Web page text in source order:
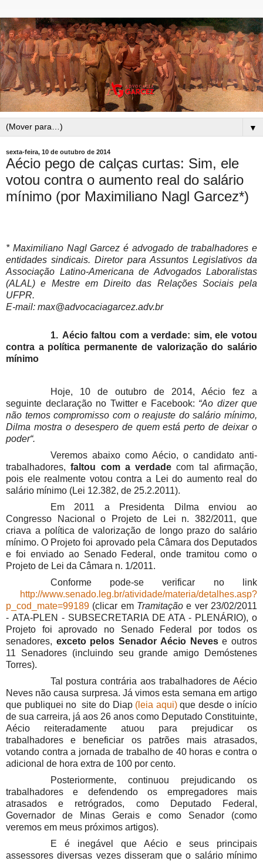
▼
sexta-feira, 10 de outubro de 2014
Aécio pego de calças curtas: Sim, ele
votou contra o aumento real do salário
mínimo (por Maximiliano Nagl Garcez*)
* Maximiliano Nagl Garcez é advogado de trabalhadores e
entidades sindicais. Diretor para Assuntos Legislativos da
Associação Latino-Americana de Advogados Laboralistas
(ALAL) e Mestre em Direito das Relações Sociais pela
UFPR.
E-mail: max@advocaciagarcez.adv.br
1. Aécio faltou com a verdade: sim, ele votou
contra a política permanente de valorização do salário
mínimo
Hoje, 10 de outubro de 2014, Aécio fez a
seguinte declaração no Twitter e Facebook: “Ao dizer que
não temos compromisso com o reajuste do salário mínimo,
Dilma mostra o desespero de quem está perto de deixar o
poder“.
Veremos abaixo como Aécio, o candidato anti-
trabalhadores,faltou com a verdade com tal afirmação,
pois ele realmente votou contra a Lei do aumento real do
salário mínimo (Lei 12.382, de 25.2.2011).
Em 2011 a Presidenta Dilma enviou ao
Congresso Nacional o Projeto de Lei n. 382/2011, que
criava a política de valorização de longo prazo do salário
mínimo. O Projeto foi aprovado pela Câmara dos Deputados
e foi enviado ao Senado Federal, onde tramitou como o
Projeto de Lei da Câmara n. 1/2011.
Conforme pode-se verificar no link
http://www.senado.leg.br/atividade/materia/detalhes.asp?
p_cod_mate=99189 (clicar em Tramitação e ver 23/02/2011
- ATA-PLEN - SUBSECRETARIA DE ATA - PLENÁRIO), o
Projeto foi aprovado no Senado Federal por todos os
senadores, exceto pelos Senador Aécio Nevese outros
11 Senadores (incluindo seu grande amigo Demóstenes
Torres).
Tal postura contrária aos trabalhadores de Aécio
Neves não causa surpresa. Já vimos esta semana em artigo
que publiquei no site do Diap (leia aqui)que desde o início
de sua carreira, já aos 26 anos como Deputado Constituinte,
Aécio reiteradamente atuou para prejudicar os
trabalhadores e beneficiar os patrões mais atrasados,
votando contra a jornada de trabalho de 40 horas e contra o
adicional de hora extra de 100 por cento.
Posteriormente, continuou prejudicando os
trabalhadores e defendendo os empregadores mais
atrasados e retrógrados, como Deputado Federal,
Governador de Minas Gerais e como Senador (como
veremos em meus próximos artigos).
E é inegável que Aécio e seus principais
assessores diversas vezes disseram que o salário mínimo